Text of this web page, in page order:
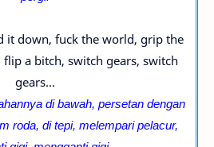
it down, fuck the world, grip the
a bitch, switch gears, switch
gears...
di bawah, persetan dengan
roda, di tepi, melempari pelacur,